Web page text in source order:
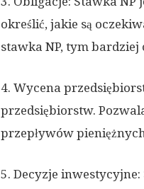
określić, jakie są
stawka NP, tym bardziej
4. Wycena
przedsiębiorstw.
przepływów
5. Decyzje